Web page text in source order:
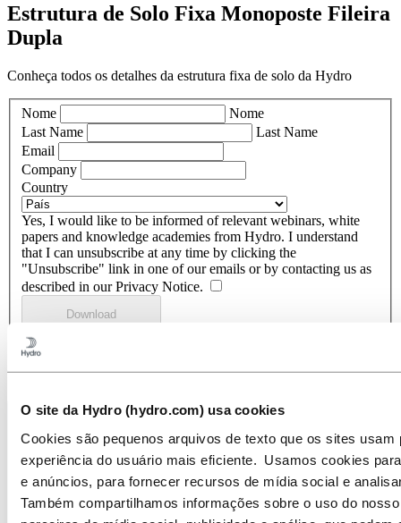
O site da Hydro (hydro.com) usa cookies
Cookies são pequenos arquivos de texto que os sites usam
experiência do usuário mais eficiente. Usamos cookies
e anúncios, para fornecer recursos de mídia social e
Também compartilhamos informações sobre o uso do
Estrutura de Solo Fixa Monoposte Fileira
Dupla
Conheça todos os detalhes da estrutura fixa de solo da Hydro
Nome
Nome
Last Name
Last Name
Email
Company
Country
Yes, I would like to be informed of relevant webinars, white
papers and knowledge academies from Hydro. I understand
that I can unsubscribe at any time by clicking the
"Unsubscribe" link in one of our emails or by contacting us as
described in our Privacy Notice.